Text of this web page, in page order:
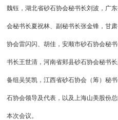
魏钰，湖北省砂石协会秘书长刘波，广
会秘书长夏祝林、副秘书长张金锋，甘
协会雷闪闪、胡佳，安顺市砂石协会秘
书长王世清，河南省郏县砂石协会秘书
备组吴笑凯，江西省砂石协会（筹）秘
石协会领导及代表，以及上海山美股份
本次会议。